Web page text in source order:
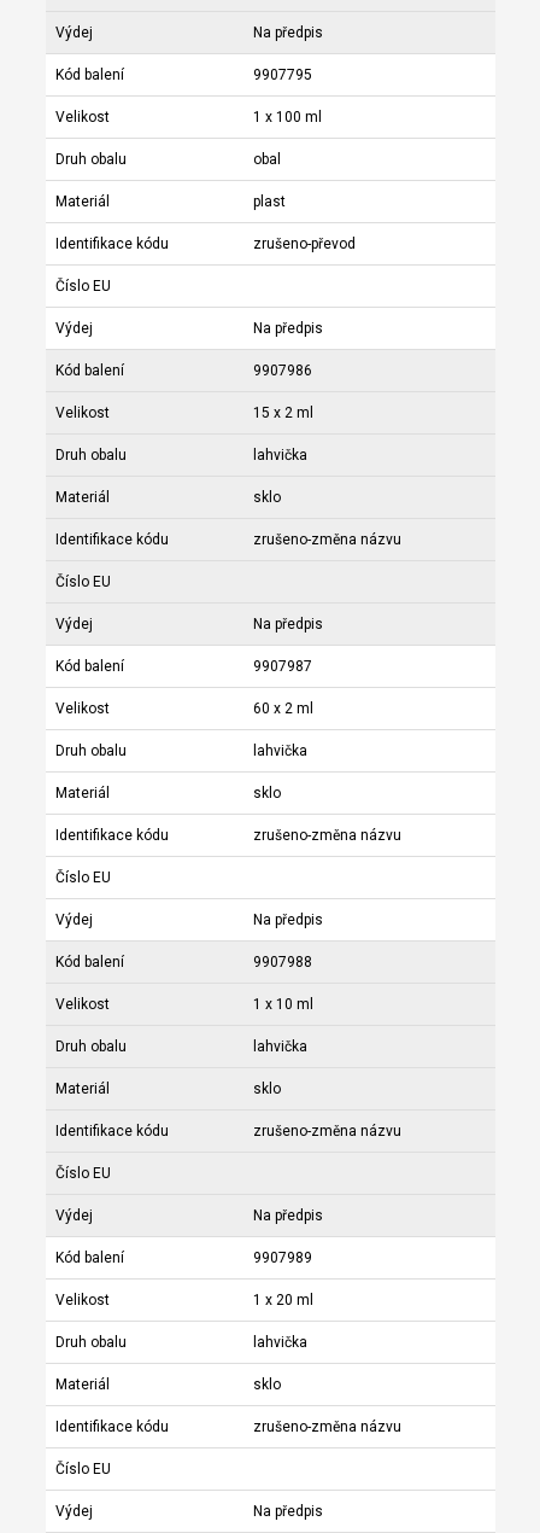
Výdej Na předpis
Kód balení 9907795
Velikost 1 x 100 ml
Druh obalu obal
Materiál plast
Identifikace kódu zrušeno-převod
Číslo EU
Výdej Na předpis
Kód balení 9907986
Velikost 15 x 2 ml
Druh obalu lahvička
Materiál sklo
Identifikace kódu zrušeno-změna názvu
Číslo EU
Výdej Na předpis
Kód balení 9907987
Velikost 60 x 2 ml
Druh obalu lahvička
Materiál sklo
Identifikace kódu zrušeno-změna názvu
Číslo EU
Výdej Na předpis
Kód balení 9907988
Velikost 1 x 10 ml
Druh obalu lahvička
Materiál sklo
Identifikace kódu zrušeno-změna názvu
Číslo EU
Výdej Na předpis
Kód balení 9907989
Velikost 1 x 20 ml
Druh obalu lahvička
Materiál sklo
Identifikace kódu zrušeno-změna názvu
Číslo EU
Výdej Na předpis